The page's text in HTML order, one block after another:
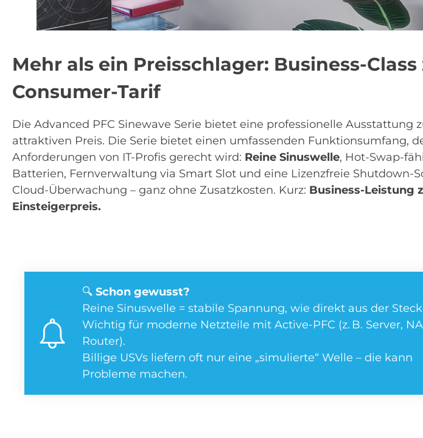
Mehr als ein Preisschlager: Business-Class
Consumer-Tarif
Die Advanced PFC Sinewave Serie bietet eine professionelle Ausstattung
attraktiven Preis. Die Serie bietet einen umfassenden Funktionsumfang,
Anforderungen von IT-Profis gerecht wird: Reine Sinuswelle, Hot-Swap-
Batterien, Fernverwaltung via Smart Slot und eine Lizenzfreie Shutdown-
Cloud-Überwachung – ganz ohne Zusatzkosten. Kurz: Business-Leistung
Einsteigerpreis.
🔍 Schon gewusst?
Reine Sinuswelle = stabile Spannung, wie direkt aus der
Wichtig für moderne Netzteile mit Active-PFC (z. B. Server,
Router).
Billige USVs liefern oft nur eine „simulierte“ Welle – die kann
Probleme machen.